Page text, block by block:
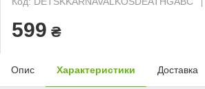
599 ₴
Опис Характеристики Доставка